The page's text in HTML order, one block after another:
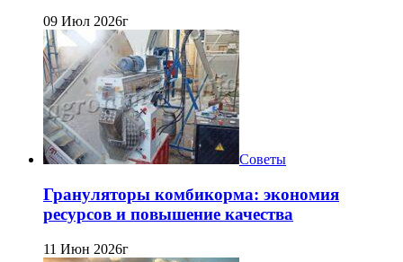
09 Июл 2026г
Советы
Грануляторы комбикорма: экономия
ресурсов и повышение качества
11 Июн 2026г